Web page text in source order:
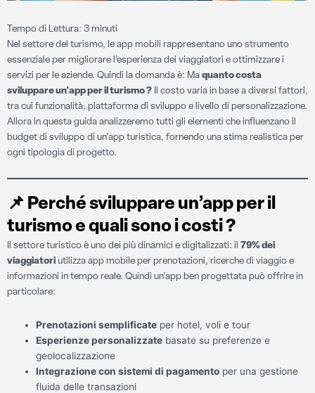
Tempo di Lettura: 3 minuti
Nel settore del turismo, le app mobili rappresentano uno strumento
essenziale per migliorare l’esperienza dei viaggiatori e ottimizzare i
servizi per le aziende. Quindi la domanda è: Ma quanto costa
sviluppare un’app per il turismo ? Il costo varia in base a diversi fattori,
tra cui funzionalità, piattaforma di sviluppo e livello di personalizzazione.
Allora in questa guida analizzeremo tutti gli elementi che influenzano il
budget di sviluppo di un’app turistica, fornendo una stima realistica per
ogni tipologia di progetto.
📌 Perché sviluppare un’app per il
turismo e quali sono i costi ?
Il settore turistico è uno dei più dinamici e digitalizzati: il 79% dei
viaggiatori utilizza app mobile per prenotazioni, ricerche di viaggio e
informazioni in tempo reale. Quindi un’app ben progettata può offrire in
particolare:
Prenotazioni semplificate per hotel, voli e tour
Esperienze personalizzate basate su preferenze e
geolocalizzazione
Integrazione con sistemi di pagamento per una gestione
fluida delle transazioni